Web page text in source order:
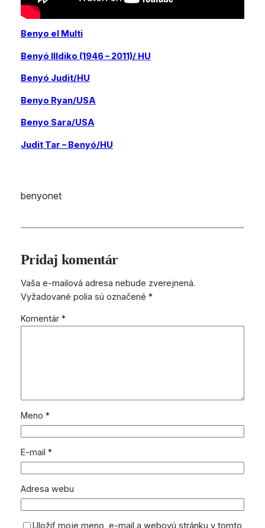
Benyo el Multi
Benyó Illdiko (1946 – 2011)/ HU
Benyó Judit/HU
Benyo Ryan/USA
Benyo Sara/USA
Judit Tar – Benyó/HU
benyonet
Pridaj komentár
Vaša e-mailová adresa nebude zverejnená.
Vyžadované polia sú označené *
Komentár *
Meno *
E-mail *
Adresa webu